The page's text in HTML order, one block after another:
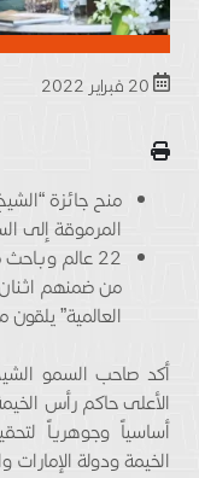
منح جائزة
المرموقة إلى
22 عالم
من ضمنهم
العالمية”
أكد صاحب السمو
الأعلى حاكم رأس
أساسياً وجوهرياً
الخيمة ودولة الإمارات